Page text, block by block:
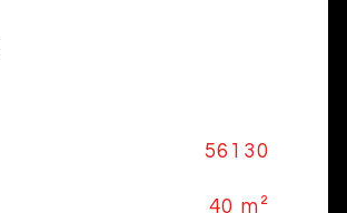
56130
40 m²